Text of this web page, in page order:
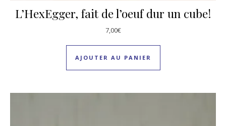
L’HexEgger, fait de l’oeuf dur un cube!
7,00€
AJOUTER AU PANIER